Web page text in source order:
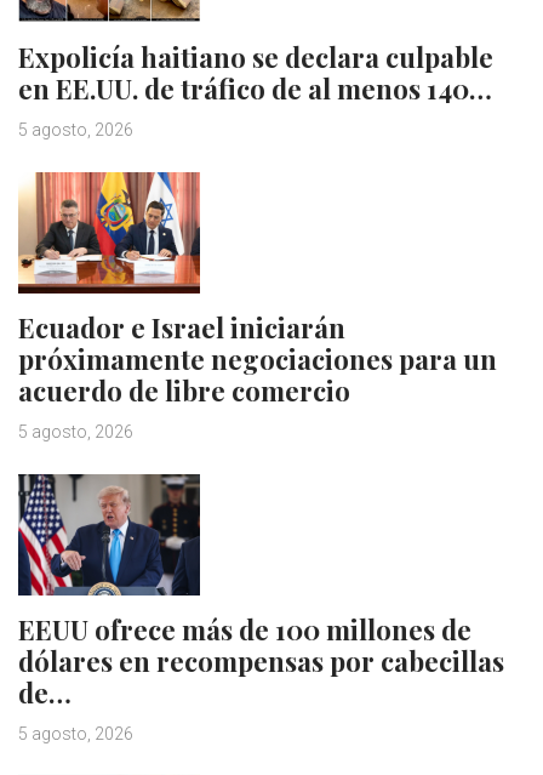
Expolicía haitiano se declara culpable
en EE.UU. de tráfico de al menos 140…
5 agosto, 2026
Ecuador e Israel iniciarán
próximamente negociaciones para un
acuerdo de libre comercio
5 agosto, 2026
EEUU ofrece más de 100 millones de
dólares en recompensas por cabecillas
de…
5 agosto, 2026